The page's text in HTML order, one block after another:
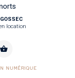
location
NUMÉRIQUE